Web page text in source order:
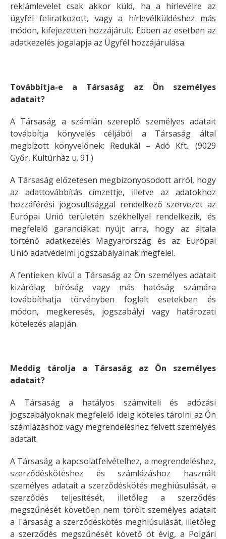
reklámlevelet csak akkor küld, ha a hírlevélre az
ügyfél feliratkozott, vagy a hírlevélküldéshez más
módon, kifejezetten hozzájárult. Ebben az esetben az
adatkezelés jogalapja az Ügyfél hozzájárulása.
Továbbítja-e a Társaság az Ön személyes
adatait?
A Társaság a számlán szereplő személyes adatait
továbbítja könyvelés céljából a Társaság által
megbízott könyvelőnek: Redukál – Adó Kft.. (9029
Győr, Kultúrház u. 91.)
A Társaság előzetesen megbizonyosodott arról, hogy
az adattovábbítás címzettje, illetve az adatokhoz
hozzáférési jogosultsággal rendelkező szervezet az
Európai Unió területén székhellyel rendelkezik, és
megfelelő garanciákat nyújt arra, hogy az általa
történő adatkezelés Magyarország és az Európai
Unió adatvédelmi jogszabályainak megfelel.
A fentieken kívül a Társaság az Ön személyes adatait
kizárólag bíróság vagy más hatóság számára
továbbíthatja törvényben foglalt esetekben és
módon, megkeresés, jogszabályi vagy határozati
kötelezés alapján.
Meddig tárolja a Társaság az Ön személyes
adatait?
A Társaság a hatályos számviteli és adózási
jogszabályoknak megfelelő ideig köteles tárolni az Ön
számlázáshoz vagy megrendeléshez felvett személyes
adatait.
A Társaság a kapcsolatfelvételhez, a megrendeléshez,
szerződéskötéshez és számlázáshoz használt
személyes adatait a szerződéskötés meghiúsulását, a
szerződés teljesítését, illetőleg a szerződés
megszűnését követően nem törölt személyes adatait
a Társaság a szerződéskötés meghiúsulását, illetőleg
a szerződés megszűnését követő öt évig, a Polgári